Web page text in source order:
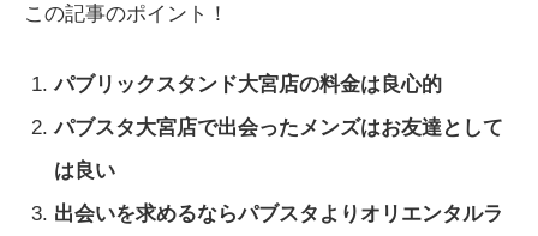
この記事のポイント！
パブリックスタンド大宮店の料金は良心的
パブスタ大宮店で出会ったメンズはお友達として
は良い
出会いを求めるならパブスタよりオリエンタルラ